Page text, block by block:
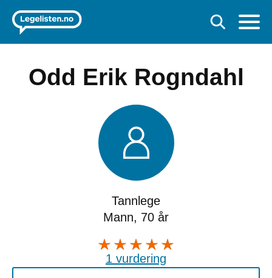
Odd Erik Rogndahl
Tannlege
Mann, 70 år
1 vurdering